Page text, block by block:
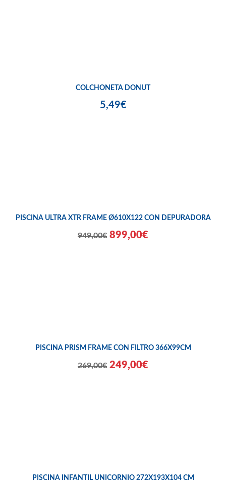
COLCHONETA DONUT
5,49€
PISCINA ULTRA XTR FRAME Ø610X122 CON DEPURADORA
949,00€ 899,00€
PISCINA PRISM FRAME CON FILTRO 366X99CM
269,00€ 249,00€
PISCINA INFANTIL UNICORNIO 272X193X104 CM